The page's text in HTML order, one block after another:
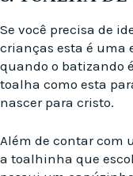
Se você precisa de
crianças esta é uma
quando o batizando
toalha como esta
nascer para cristo.
Além de contar com
a toalhinha que